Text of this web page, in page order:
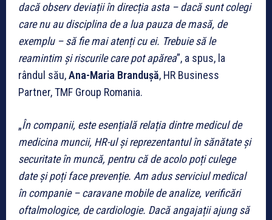
dacă observ deviații în direcția asta – dacă sunt colegi
care nu au disciplina de a lua pauza de masă, de
exemplu – să fie mai atenți cu ei. Trebuie să le
reamintim și riscurile care pot apărea”, a spus, la
rândul său,Ana-Maria Brandușă, HR Business
Partner, TMF Group Romania.
„În companii, este esențială relația dintre medicul de
medicina muncii, HR-ul și reprezentantul în sănătate și
securitate în muncă, pentru că de acolo poți culege
date și poți face prevenție. Am adus serviciul medical
în companie – caravane mobile de analize, verificări
oftalmologice, de cardiologie. Dacă angajații ajung să